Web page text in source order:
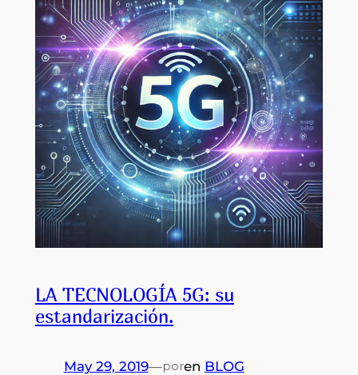
LA TECNOLOGÍA 5G: su
estandarización.
May 29, 2019—poren BLOG